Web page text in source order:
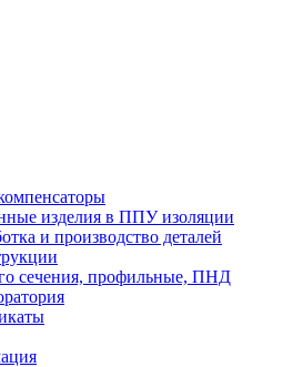
изделия в ППУ изоляции
и производство деталей
сечения, профильные, ПНД